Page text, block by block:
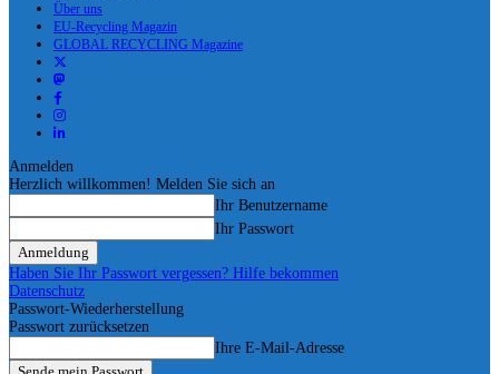
Über uns
EU-Recycling Magazin
GLOBAL RECYCLING Magazine
Anmelden
Herzlich willkommen! Melden Sie sich an
Ihr Benutzername
Ihr Passwort
Haben Sie Ihr Passwort vergessen? Hilfe bekommen
Datenschutz
Passwort-Wiederherstellung
Passwort zurücksetzen
Ihre E-Mail-Adresse